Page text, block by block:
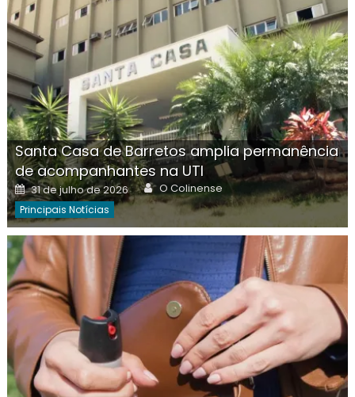
Santa Casa de Barretos amplia permanência
de acompanhantes na UTI
Posted
on
31 de julho de 2026 Author
O Colinense
Principais Notícias